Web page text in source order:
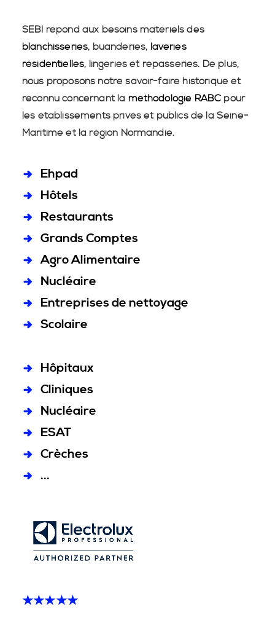
SEBI répond aux besoins matériels des
blanchisseries, buanderies, laveries
résidentielles, lingeries et repasseries. De plus,
nous proposons notre savoir-faire historique et
reconnu concernant la méthodologie RABC pour
les établissements privés et publics de la Seine-
Maritime et la région Normandie.
Ehpad
Hôtels
Restaurants
Grands Comptes
Agro Alimentaire
Nucléaire
Entreprises de nettoyage
Scolaire
Hôpitaux
Cliniques
Nucléaire
ESAT
Crèches
...
★★★★★